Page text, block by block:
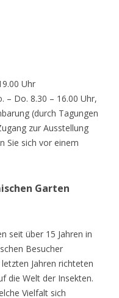
Uhr
– Do. 8.30 – 16.00 Uhr,
(durch Tagungen
zur Ausstellung
Sie sich vor einem
Garten
seit über 15 Jahren in
Besucher
Jahren richteten
die Welt der Insekten.
Vielfalt sich